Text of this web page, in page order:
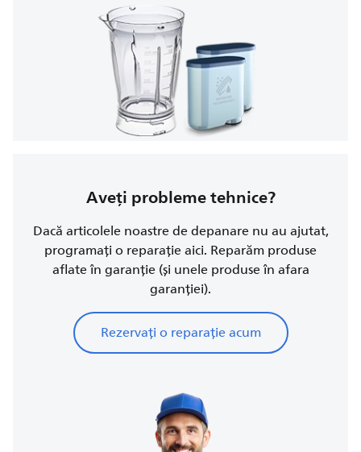
Aveți probleme tehnice?
Dacă articolele noastre de depanare nu au ajutat,
programați o reparație aici. Reparăm produse
aflate în garanție (și unele produse în afara
garanției).
Rezervați o reparație acum